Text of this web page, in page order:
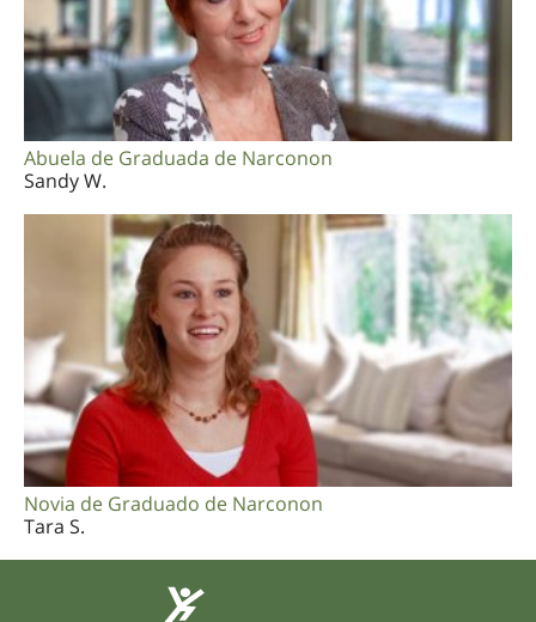
Abuela de Graduada de Narconon
Sandy W.
Novia de Graduado de Narconon
Tara S.